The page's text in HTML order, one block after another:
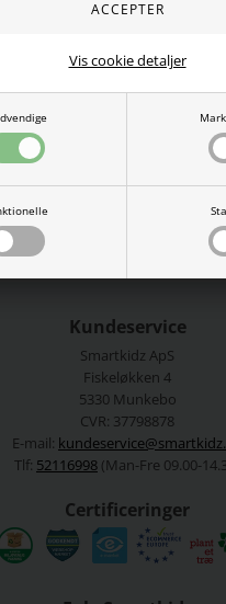
Vis cookie detaljer
Fremstillet af materialer
i nakken.
polyester.
Kundeservice
Smartkidz ApS
Fiskeløkken 4
5330 Munkebo
CVR: 37798878
E-mail:
Tlf: 52116998 (Man-Fre 09.00-
Certificeringer